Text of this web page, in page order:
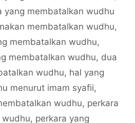
yang membatalkan wudhu
membatalkan wudhu,
membatalkan wudhu,
membatalkan wudhu, dua
wudhu, hal yang
menurut imam syafii,
wudhu, perkara
wudhu, perkara yang